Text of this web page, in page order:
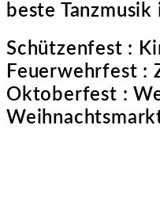
beste
Schützenfest :
Feuerwehrfest :
Oktoberfest :